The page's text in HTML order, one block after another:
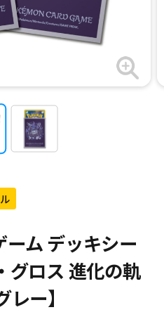
ム デッキシー
グロス 進化の軌
ー】